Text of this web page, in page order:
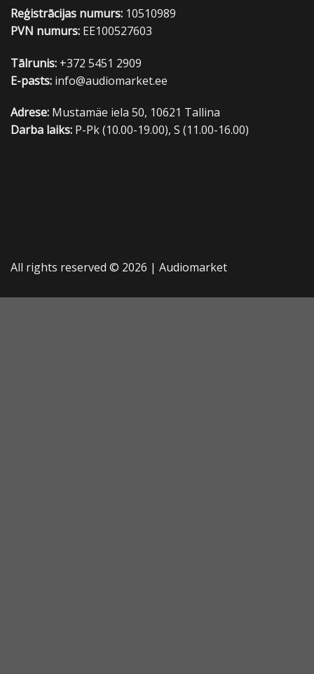
Reģistrācijas numurs: 10510989
PVN numurs: EE100527603
Tālrunis: +372 5451 2909
E-pasts: info@audiomarket.ee
Adrese: Mustamäe iela 50, 10621 Tallina
Darba laiks: P-Pk (10.00-19.00), S (11.00-16.00)
All rights reserved © 2026 | Audiomarket